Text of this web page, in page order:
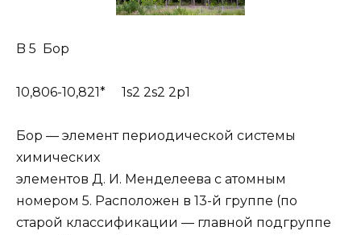
B 5 Бор
10,806-10,821* 1s2 2s2 2p1
Бор — элемент периодической системы
химических
элементов Д. И. Менделеева с атомным
номером 5. Расположен в 13-й группе (по
старой классификации — главной подгруппе